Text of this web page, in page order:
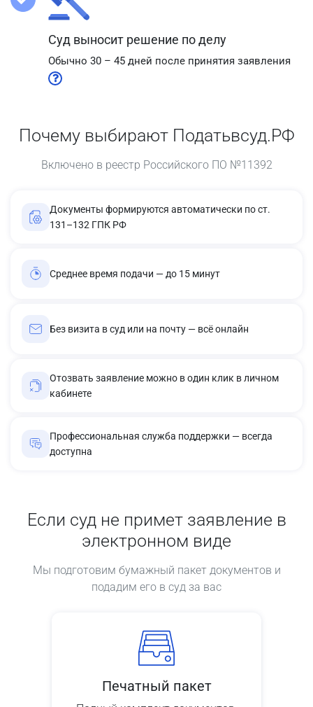
Суд выносит решение по делу
Обычно 30 – 45 дней после принятия заявления
Почему выбирают Податьвсуд.РФ
Включено в реестр Российского ПО №11392
Документы формируются автоматически по ст.
131–132 ГПК РФ
Среднее время подачи — до 15 минут
Без визита в суд или на почту — всё онлайн
Отозвать заявление можно в один клик в личном
кабинете
Профессиональная служба поддержки — всегда
доступна
Если суд не примет заявление в
электронном виде
Мы подготовим бумажный пакет документов и
подадим его в суд за вас
Печатный пакет